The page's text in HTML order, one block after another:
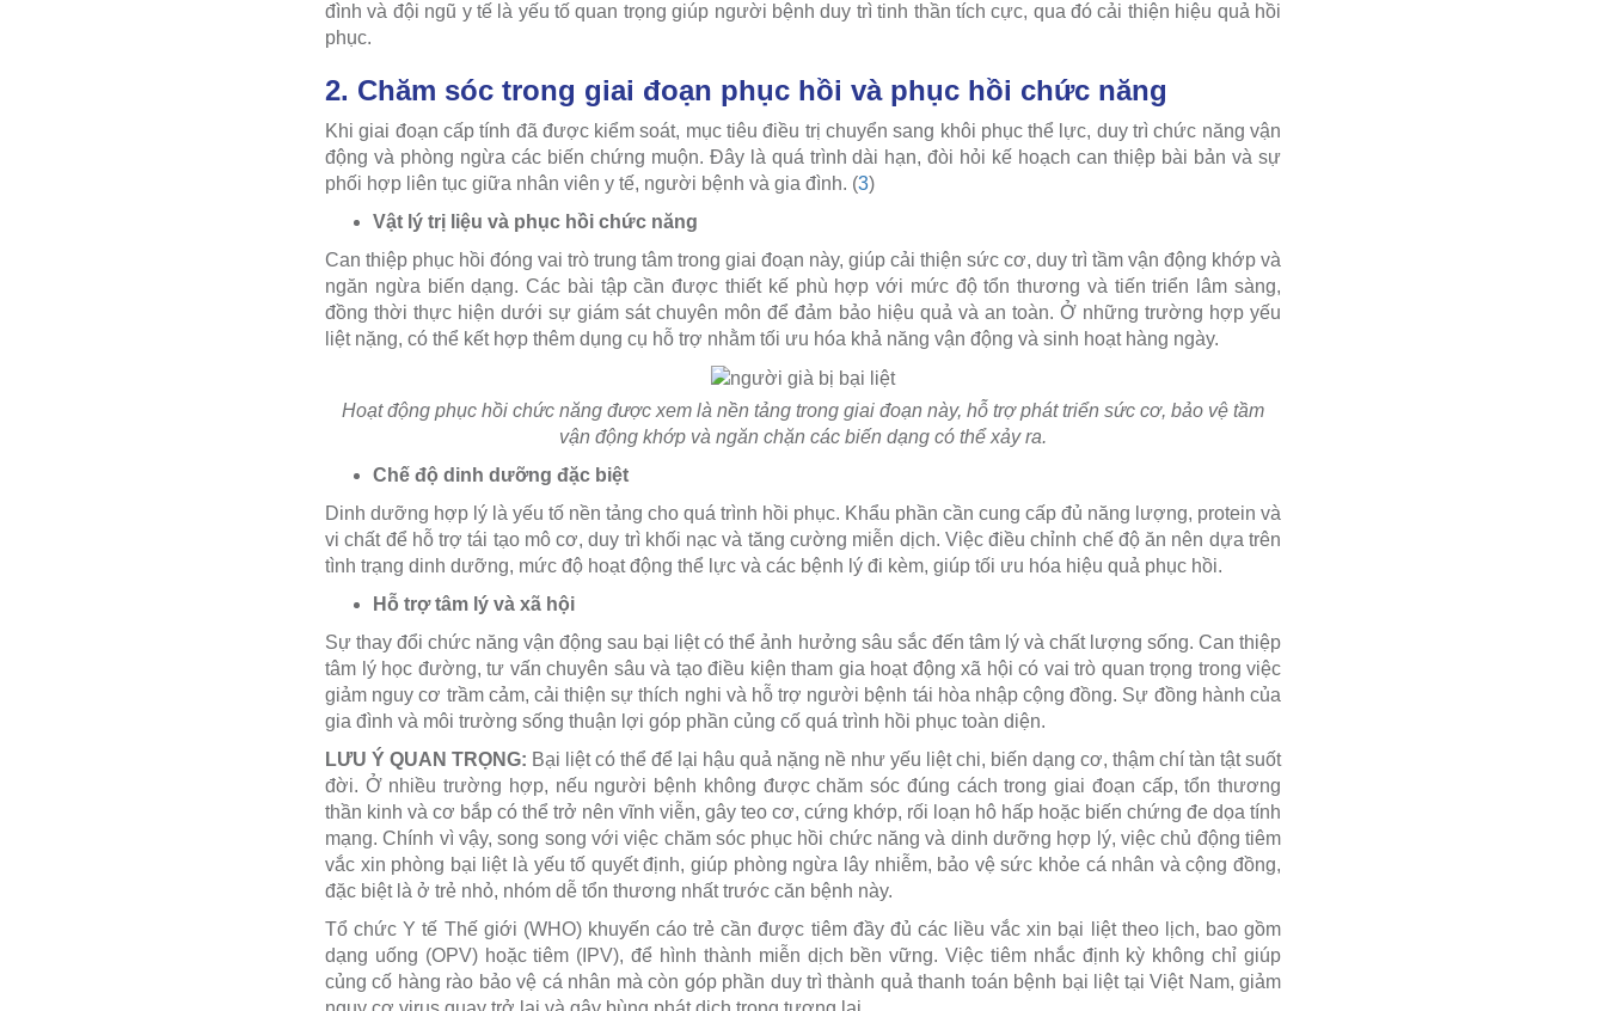
đình và đội ngũ y tế là yếu tố quan trọng giúp người bệnh duy trì tinh thần tích cực, qua đó cải thiện hiệu quả hồi
phục.
2. Chăm sóc trong giai đoạn phục hồi và phục hồi chức năng
Khi giai đoạn cấp tính đã được kiểm soát, mục tiêu điều trị chuyển sang khôi phục thể lực, duy trì chức năng vận
động và phòng ngừa các biến chứng muộn. Đây là quá trình dài hạn, đòi hỏi kế hoạch can thiệp bài bản và sự
phối hợp liên tục giữa nhân viên y tế, người bệnh và gia đình. (3)
Vật lý trị liệu và phục hồi chức năng
Can thiệp phục hồi đóng vai trò trung tâm trong giai đoạn này, giúp cải thiện sức cơ, duy trì tầm vận động khớp và
ngăn ngừa biến dạng. Các bài tập cần được thiết kế phù hợp với mức độ tổn thương và tiến triển lâm sàng,
đồng thời thực hiện dưới sự giám sát chuyên môn để đảm bảo hiệu quả và an toàn. Ở những trường hợp yếu
liệt nặng, có thể kết hợp thêm dụng cụ hỗ trợ nhằm tối ưu hóa khả năng vận động và sinh hoạt hàng ngày.
Hoạt động phục hồi chức năng được xem là nền tảng trong giai đoạn này, hỗ trợ phát triển sức cơ, bảo vệ tầm
vận động khớp và ngăn chặn các biến dạng có thể xảy ra.
Chế độ dinh dưỡng đặc biệt
Dinh dưỡng hợp lý là yếu tố nền tảng cho quá trình hồi phục. Khẩu phần cần cung cấp đủ năng lượng, protein và
vi chất để hỗ trợ tái tạo mô cơ, duy trì khối nạc và tăng cường miễn dịch. Việc điều chỉnh chế độ ăn nên dựa trên
tình trạng dinh dưỡng, mức độ hoạt động thể lực và các bệnh lý đi kèm, giúp tối ưu hóa hiệu quả phục hồi.
Hỗ trợ tâm lý và xã hội
Sự thay đổi chức năng vận động sau bại liệt có thể ảnh hưởng sâu sắc đến tâm lý và chất lượng sống. Can thiệp
tâm lý học đường, tư vấn chuyên sâu và tạo điều kiện tham gia hoạt động xã hội có vai trò quan trọng trong việc
giảm nguy cơ trầm cảm, cải thiện sự thích nghi và hỗ trợ người bệnh tái hòa nhập cộng đồng. Sự đồng hành của
gia đình và môi trường sống thuận lợi góp phần củng cố quá trình hồi phục toàn diện.
LƯU Ý QUAN TRỌNG: Bại liệt có thể để lại hậu quả nặng nề như yếu liệt chi, biến dạng cơ, thậm chí tàn tật suốt
đời. Ở nhiều trường hợp, nếu người bệnh không được chăm sóc đúng cách trong giai đoạn cấp, tổn thương
thần kinh và cơ bắp có thể trở nên vĩnh viễn, gây teo cơ, cứng khớp, rối loạn hô hấp hoặc biến chứng đe dọa tính
mạng. Chính vì vậy, song song với việc chăm sóc phục hồi chức năng và dinh dưỡng hợp lý, việc chủ động tiêm
vắc xin phòng bại liệt là yếu tố quyết định, giúp phòng ngừa lây nhiễm, bảo vệ sức khỏe cá nhân và cộng đồng,
đặc biệt là ở trẻ nhỏ, nhóm dễ tổn thương nhất trước căn bệnh này.
Tổ chức Y tế Thế giới (WHO) khuyến cáo trẻ cần được tiêm đầy đủ các liều vắc xin bại liệt theo lịch, bao gồm
dạng uống (OPV) hoặc tiêm (IPV), để hình thành miễn dịch bền vững. Việc tiêm nhắc định kỳ không chỉ giúp
củng cố hàng rào bảo vệ cá nhân mà còn góp phần duy trì thành quả thanh toán bệnh bại liệt tại Việt Nam, giảm